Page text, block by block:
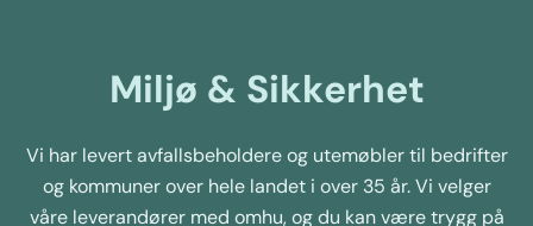
Miljø & Sikkerhet
Vi har levert avfallsbeholdere og utemøbler til bedrifter
og kommuner over hele landet i over 35 år. Vi velger
våre leverandører med omhu, og du kan være trygg på